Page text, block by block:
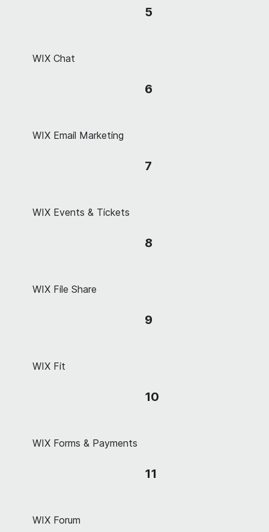
WIX Chat
5
WIX Email Marketing
6
WIX Events & Tickets
7
WIX File Share
8
WIX Fit
9
WIX Forms & Payments
10
WIX Forum
11